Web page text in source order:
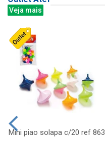
Veja mais
Mini piao solapa c/20 ref 863